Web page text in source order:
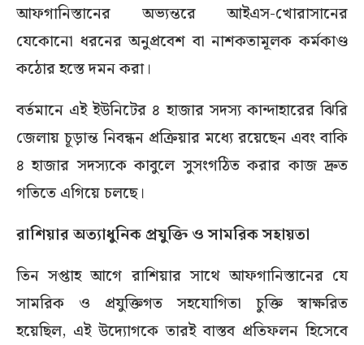
আফগানিস্তানের অভ্যন্তরে আইএস-খোরাসানের
যেকোনো ধরনের অনুপ্রবেশ বা নাশকতামূলক কর্মকাণ্ড
কঠোর হস্তে দমন করা।
বর্তমানে এই ইউনিটের ৪ হাজার সদস্য কান্দাহারের ঝিরি
জেলায় চূড়ান্ত নিবন্ধন প্রক্রিয়ার মধ্যে রয়েছেন এবং বাকি
৪ হাজার সদস্যকে কাবুলে সুসংগঠিত করার কাজ দ্রুত
গতিতে এগিয়ে চলছে।
রাশিয়ার অত্যাধুনিক প্রযুক্তি ও সামরিক সহায়তা
তিন সপ্তাহ আগে রাশিয়ার সাথে আফগানিস্তানের যে
সামরিক ও প্রযুক্তিগত সহযোগিতা চুক্তি স্বাক্ষরিত
হয়েছিল, এই উদ্যোগকে তারই বাস্তব প্রতিফলন হিসেবে